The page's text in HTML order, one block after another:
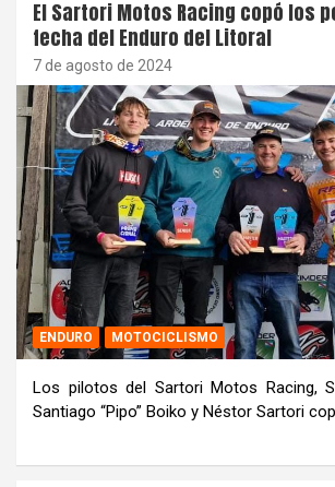
El Sartori Motos Racing copó los
fecha del Enduro del Litoral
7 de agosto de 2024
ENDURO MOTOCICLISMO
Los pilotos del Sartori Motos Racing,
Santiago “Pipo” Boiko y Néstor Sartori